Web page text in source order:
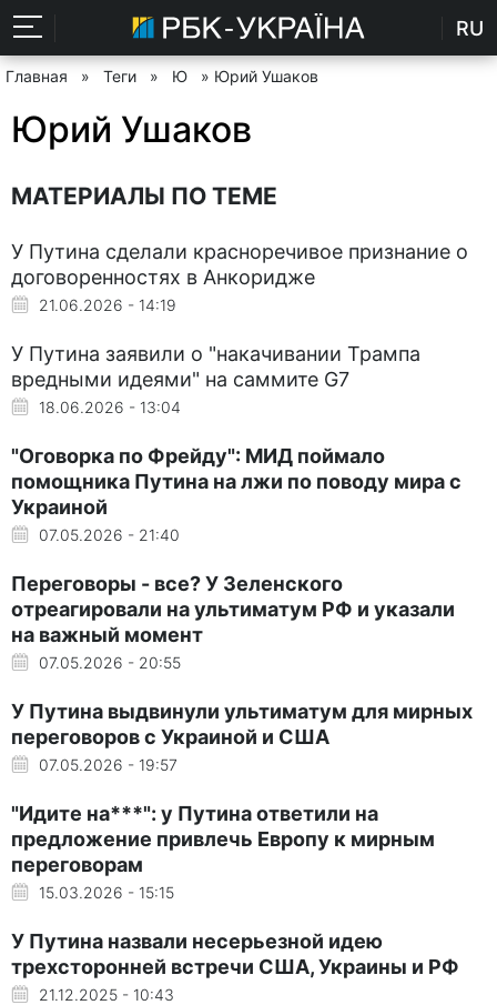
RU
Главная » Теги » Ю » Юрий Ушаков
Юрий Ушаков
МАТЕРИАЛЫ ПО ТЕМЕ
У Путина сделали красноречивое признание о
договоренностях в Анкоридже
21.06.2026 - 14:19
У Путина заявили о "накачивании Трампа
вредными идеями" на саммите G7
18.06.2026 - 13:04
"Оговорка по Фрейду": МИД поймало
помощника Путина на лжи по поводу мира с
Украиной
07.05.2026 - 21:40
Переговоры - все? У Зеленского
отреагировали на ультиматум РФ и указали
на важный момент
07.05.2026 - 20:55
У Путина выдвинули ультиматум для мирных
переговоров с Украиной и США
07.05.2026 - 19:57
"Идите на***": у Путина ответили на
предложение привлечь Европу к мирным
переговорам
15.03.2026 - 15:15
У Путина назвали несерьезной идею
трехсторонней встречи США, Украины и РФ
21.12.2025 - 10:43